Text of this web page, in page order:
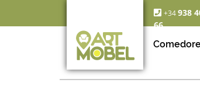
+34938
66